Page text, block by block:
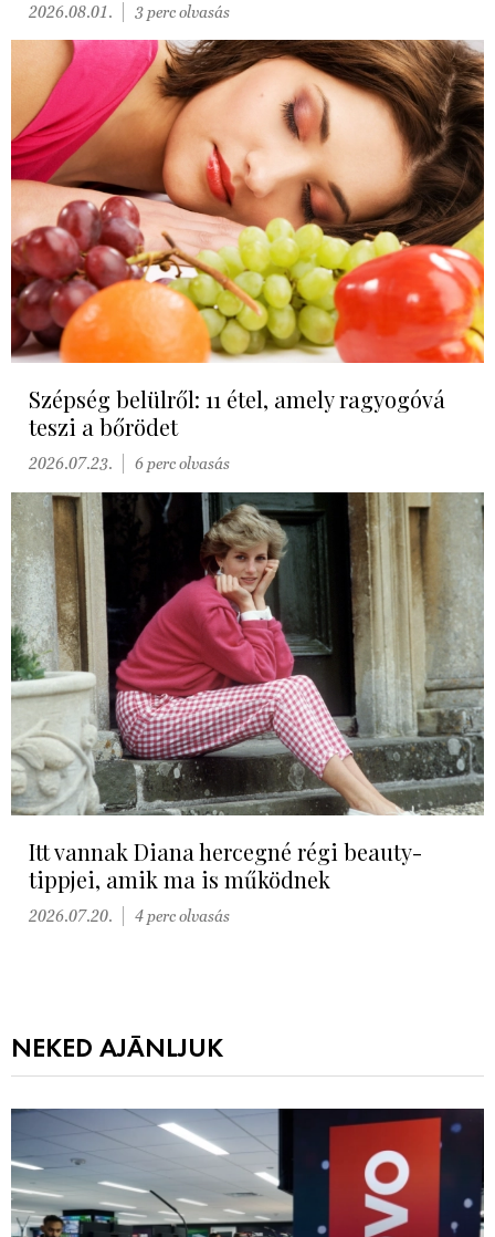
2026.08.01. 3 perc olvasás
Szépség belülről: 11 étel, amely ragyogóvá
teszi a bőrödet
2026.07.23. 6 perc olvasás
Itt vannak Diana hercegné régi beauty-
tippjei, amik ma is működnek
2026.07.20. 4 perc olvasás
NEKED AJÁNLJUK